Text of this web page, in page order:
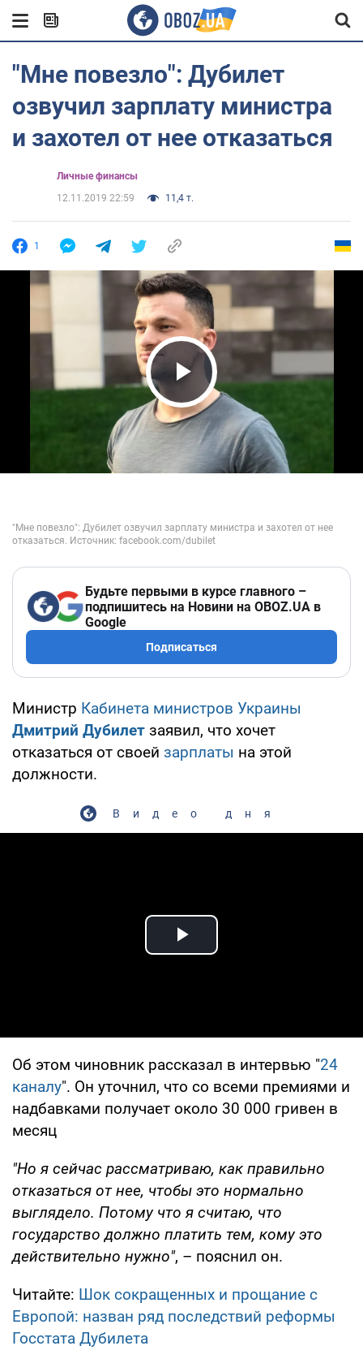
"Мне повезло": Дубилет
озвучил зарплату министра
и захотел от нее отказаться
Личные финансы
12.11.2019 22:59
11,4 т.
1
Play Video
Будьте первыми в курсе главного –
подпишитесь на Новини на OBOZ.UA в
Google
Подписаться
Министр Кабинета министров Украины
Дмитрий Дубилет заявил, что хочет
отказаться от своей зарплаты на этой
должности.
Видео дня
Play Video
Об этом чиновник рассказал в интервью "24
каналу". Он уточнил, что со всеми премиями и
надбавками получает около 30 000 гривен в
месяц
"Но я сейчас рассматриваю, как правильно
отказаться от нее, чтобы это нормально
выглядело. Потому что я считаю, что
государство должно платить тем, кому это
действительно нужно", – пояснил он.
Читайте: Шок сокращенных и прощание с
Европой: назван ряд последствий реформы
Госстата Дубилета